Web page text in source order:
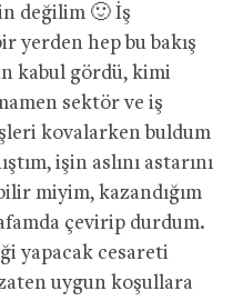
değilim 🙂 İş
yerden hep bu bakış
kabul gördü, kimi
sektör ve iş
kovalarken buldum
işin aslını astarını
miyim, kazandığım
çevirip durdum.
yapacak cesareti
uygun koşullara